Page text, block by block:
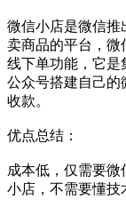
微信小店是微信推
卖商品的平台，微
线下单功能，它是
公众号搭建自己的
收款。
优点总结：
成本低，仅需要
小店，不需要懂技